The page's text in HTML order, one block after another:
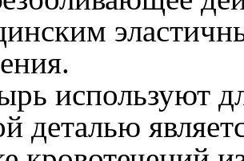
используют
деталью